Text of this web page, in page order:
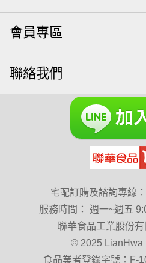
【萬歲牌】每日堅果系列
芥末 可樂果
VA 萬歲牌 總匯點心包
減糖日記
無調味綜合堅果 杏仁
小魚乾 無糖
萬歲牌小魚 滿天星 全
元氣什穀堅果飲 烘焙
榛果 開心果 萬歲牌
萬歲牌 蔓越莓 蜜汁腰果
萬歲牌-堅穀力 隨手包
會員專區
聯絡我們
宅配訂購及諮詢專線：
服務時間 ：
週一~週五
聯華食品工業股份
© 2025 LianHwa
食品業者登錄字號：F-